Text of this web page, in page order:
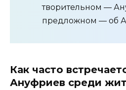
творительном —
предложном — об
Как часто
Ануфриев среди